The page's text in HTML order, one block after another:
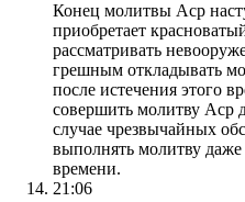
Конец молитвы Аср
приобретает
рассматривать
грешным откладывать
после истечения этого
совершить молитву Аср
случае чрезвычайных
выполнять молитву даже
времени.
21:06